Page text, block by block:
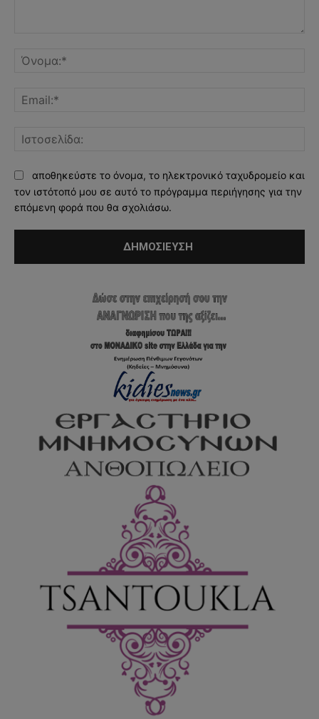
αποθηκεύστε το όνομα, το ηλεκτρονικό ταχυδρομείο και
τον ιστότοπό μου σε αυτό το πρόγραμμα περιήγησης για την
επόμενη φορά που θα σχολιάσω.